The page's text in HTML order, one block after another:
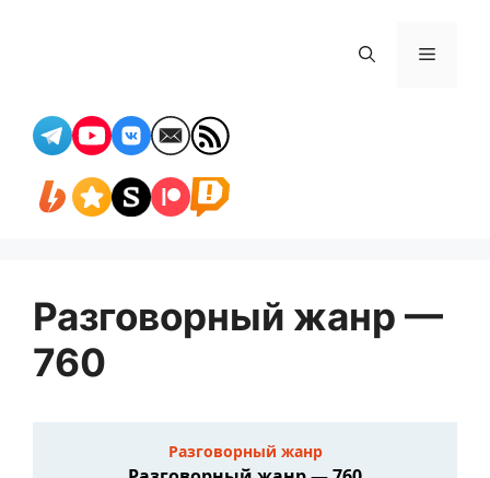
Меню
Разговорный жанр —
760